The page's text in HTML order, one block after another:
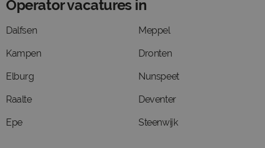
Operator vacatures in
Dalfsen
Kampen
Elburg
Raalte
Epe
Meppel
Dronten
Nunspeet
Deventer
Steenwijk